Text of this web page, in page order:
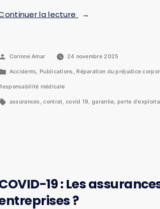
la lecture
Corinne Amar 24 novembre 2025
Accidents, Publications , Réparation du préjudice
médicale
assurances ,contrat,covid 19,garantie,perte
19 : Les
?